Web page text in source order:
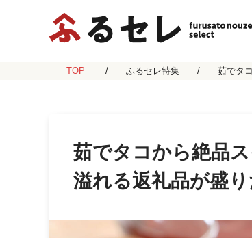
TOP ふるセレ特集 茹でタ
茹でタコから絶品
溢れる返礼品が盛り